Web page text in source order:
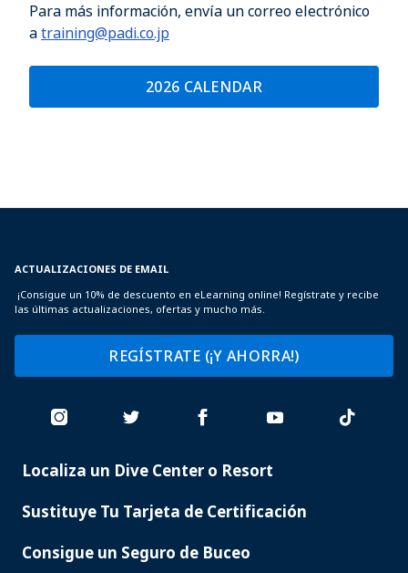
Para más información, envía un correo electrónico
atraining@padi.co.jp
2026 CALENDAR
ACTUALIZACIONES DE EMAIL
¡Consigue un 10% de descuento en eLearning online! Regístrate y recibe
las últimas actualizaciones, ofertas y mucho más.
REGÍSTRATE (¡Y AHORRA!)
PADI
Localiza un Dive Center o Resort
Sustituye Tu Tarjeta de Certificación
Consigue un Seguro de Buceo